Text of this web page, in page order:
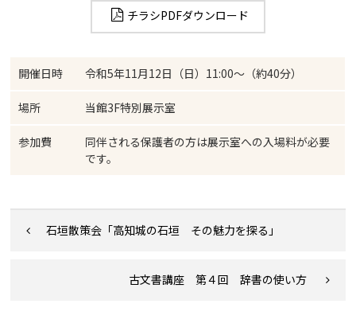
チラシPDFダウンロード
開催日時 令和5年11月12日（日）11:00～（約40分）
場所 当館3F特別展示室
参加費
同伴される保護者の方は展示室への入場料が必要
です。
石垣散策会「高知城の石垣 その魅力を探る」
古文書講座 第４回 辞書の使い方